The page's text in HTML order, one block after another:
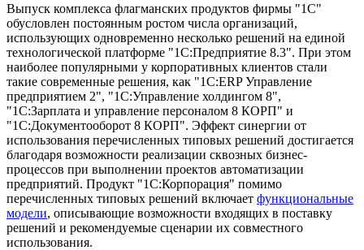
Выпуск комплекса флагманских продуктов фирмы "1С"
обусловлен постоянным ростом числа организаций,
использующих одновременно несколько решений на единой
технологической платформе "1С:Предприятие 8.3". При этом
наиболее популярными у корпоративных клиентов стали
такие современные решения, как "1С:ERP Управление
предприятием 2", "1С:Управление холдингом 8",
"1С:Зарплата и управление персоналом 8 КОРП" и
"1С:Документооборот 8 КОРП". Эффект синергии от
использования перечисленных типовых решений достигается
благодаря возможности реализации сквозных бизнес-
процессов при выполнении проектов автоматизации
предприятий. Продукт "1С:Корпорация" помимо
перечисленных типовых решений включает функциональные
модели, описывающие возможности входящих в поставку
решений и рекомендуемые сценарии их совместного
использования.